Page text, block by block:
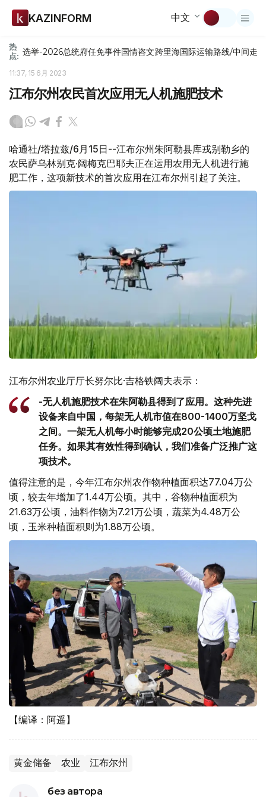
KAZINFORM 中文
热
点: 选举-2026总统府任免事件国情咨文跨里海国际运输路线/中间走廊
11:37, 15 6月 2023
江布尔州农民首次应用无人机施肥技术
哈通社/塔拉兹/6月15日--江布尔州朱阿勒县库戎别勒乡的
农民萨乌林别克·阔梅克巴耶夫正在运用农用无人机进行施
肥工作，这项新技术的首次应用在江布尔州引起了关注。
江布尔州农业厅厅长努尔比·吉格铁阔夫表示：
-无人机施肥技术在朱阿勒县得到了应用。这种先进
设备来自中国，每架无人机市值在800-1400万坚戈
之间。一架无人机每小时能够完成20公顷土地施肥
任务。如果其有效性得到确认，我们准备广泛推广这
项技术。
值得注意的是，今年江布尔州农作物种植面积达77.04万公
顷，较去年增加了1.44万公顷。其中，谷物种植面积为
21.63万公顷，油料作物为7.21万公顷，蔬菜为4.48万公
顷，玉米种植面积则为1.88万公顷。
【编译：阿遥】
黄金储备 农业 江布尔州
без автора